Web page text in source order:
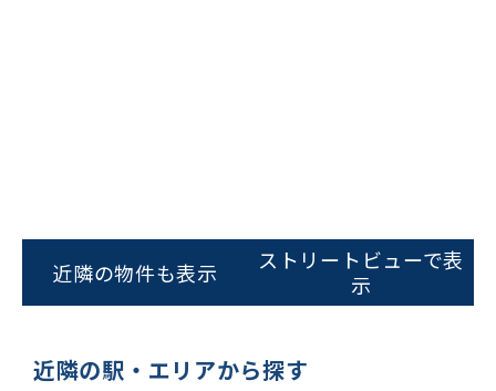
をお伝えいただくと
スムーズにご案内できます
平日 9:00〜18:00
近隣の物件も表示
ストリートビューで表
示
近隣の駅・エリアから探す